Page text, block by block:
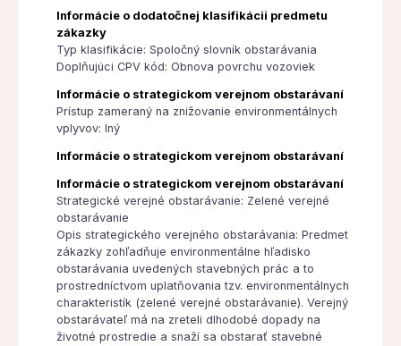
Informácie o dodatočnej klasifikácii predmetu
zákazky
Typ klasifikácie: Spoločný slovník obstarávania
Doplňujúci CPV kód: Obnova povrchu vozoviek
Informácie o strategickom verejnom obstarávaní
Prístup zameraný na znižovanie environmentálnych
vplyvov: Iný
Informácie o strategickom verejnom obstarávaní
Informácie o strategickom verejnom obstarávaní
Strategické verejné obstarávanie: Zelené verejné
obstarávanie
Opis strategického verejného obstarávania: Predmet
zákazky zohľadňuje environmentálne hľadisko
obstarávania uvedených stavebných prác a to
prostredníctvom uplatňovania tzv. environmentálnych
charakteristík (zelené verejné obstarávanie). Verejný
obstarávateľ má na zreteli dlhodobé dopady na
životné prostredie a snaží sa obstarať stavebné